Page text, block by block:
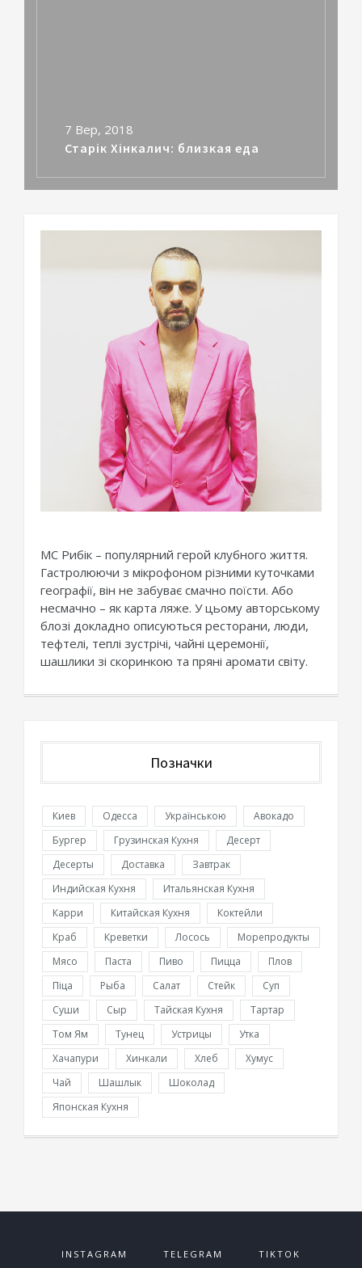
7 Вер, 2018
Старiк Хiнкалич: близкая еда
МС Рибік – популярний герой клубного життя.
Гастролюючи з мікрофоном різними куточками
географії, він не забуває смачно поїсти. Або
несмачно – як карта ляже. У цьому авторському
блозі докладно описуються ресторани, люди,
тефтелі, теплі зустрічі, чайні церемонії,
шашлики зі скоринкою та пряні аромати світу.
Позначки
Киев Одесса Українською
Авокадо
Бургер
Грузинская Кухня
Десерт
Десерты
Доставка
Завтрак
Индийская Кухня
Итальянская Кухня
Карри
Китайская Кухня
Коктейли
Краб
Креветки Лосось
Морепродукты
Мясо
Паста Пиво Пицца
Плов
Піца
Рыба Салат Стейк
Суп
Суши
Сыр Тайская Кухня
Тартар
Том Ям
Тунец Устрицы
Утка
Хачапури
Хинкали Хлеб
Хумус
Чай
Шашлык
Шоколад
Японская Кухня
INSTAGRAM TELEGRAM TIKTOK